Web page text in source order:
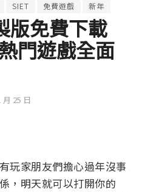
SIET 免費遊戲 新年
版免費下載
門遊戲全面
月 25 日
玩家朋友們擔心過年沒事
，明天就可以打開你的